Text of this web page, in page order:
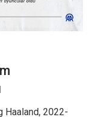
Haaland, 2022-